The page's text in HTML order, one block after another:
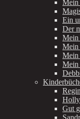
Mein
Ein
Der
Mein
Mein
Mein
Mein
Holly
Gut